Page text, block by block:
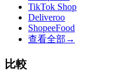
TikTok Shop
Deliveroo
ShopeeFood
查看全部 →
比較